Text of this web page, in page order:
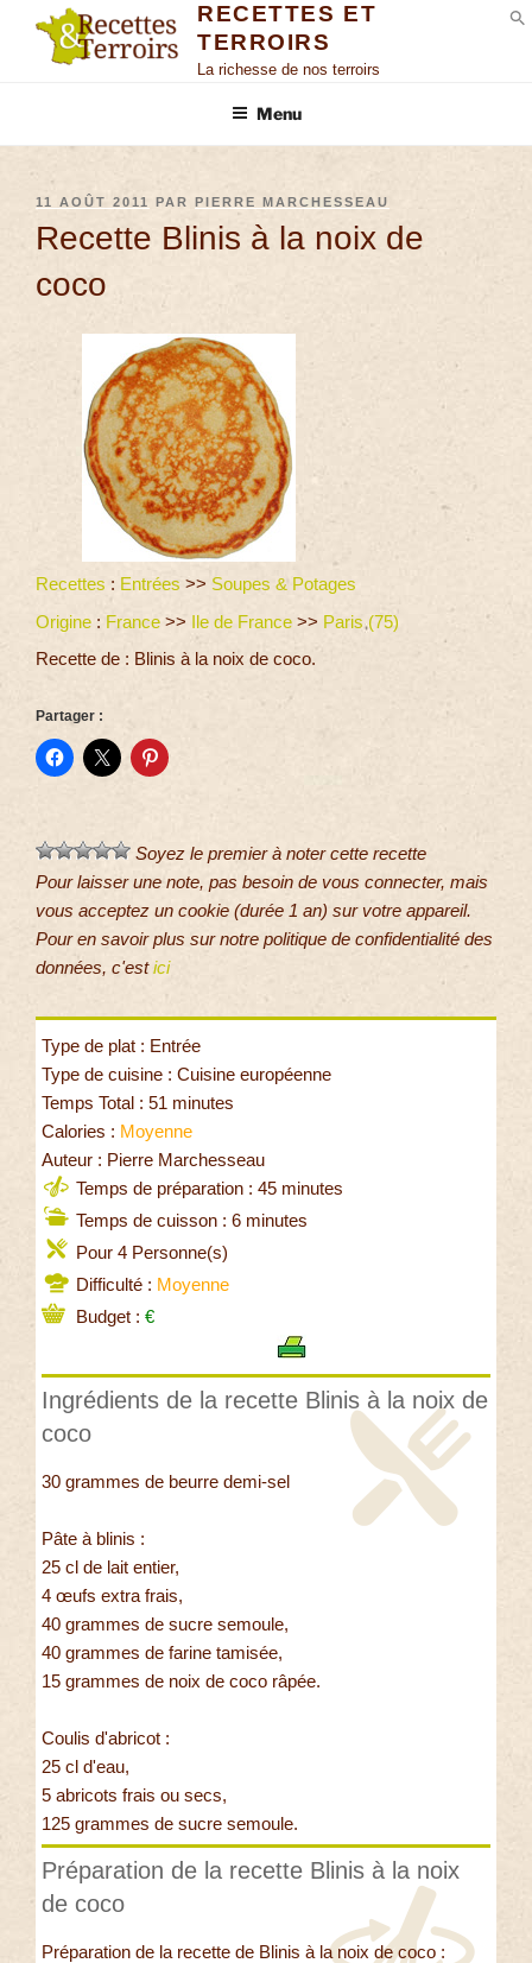
RECETTES ET
TERROIRS
La richesse de nos terroirs
Menu
11 AOÛT 2011 PAR PIERRE MARCHESSEAU
Recette Blinis à la noix de
coco
Recettes : Entrées >> Soupes & Potages
Origine : France >> Ile de France >> Paris (75)
Recette de : Blinis à la noix de coco.
Partager :
Soyez le premier à noter cette recette
Pour laisser une note, pas besoin de vous connecter, mais
vous acceptez un cookie (durée 1 an) sur votre appareil.
Pour en savoir plus sur notre politique de confidentialité des
données, c'estici
Type de plat : Entrée
Type de cuisine : Cuisine européenne
Temps Total : 51 minutes
Calories : Moyenne
Auteur : Pierre Marchesseau
Temps de préparation : 45 minutes
Temps de cuisson : 6 minutes
Pour 4 Personne(s)
Difficulté : Moyenne
Budget : €
Ingrédients de la recette Blinis à la noix de
coco
30 grammes de beurre demi-sel
Pâte à blinis :
25 cl de lait entier,
4 œufs extra frais,
40 grammes de sucre semoule,
40 grammes de farine tamisée,
15 grammes de noix de coco râpée.
Coulis d'abricot :
25 cl d'eau,
5 abricots frais ou secs,
125 grammes de sucre semoule.
Préparation de la recette Blinis à la noix
de coco
Préparation de la recette de Blinis à la noix de coco :